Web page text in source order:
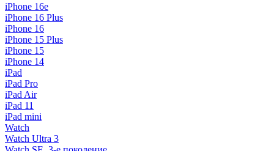
iPhone 16e
iPhone 16 Plus
iPhone 16
iPhone 15 Plus
iPhone 15
iPhone 14
iPad
iPad Pro
iPad Air
iPad 11
iPad mini
Watch
Watch Ultra 3